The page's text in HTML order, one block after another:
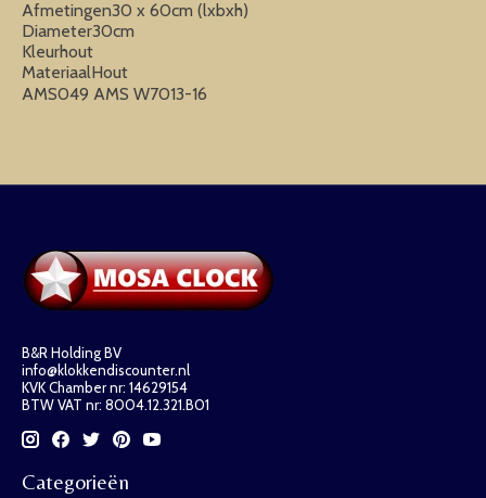
Afmetingen30 x 60cm (lxbxh)
Diameter30cm
Kleurhout
MateriaalHout
AMS049 AMS W7013-16
B&R Holding BV
info@klokkendiscounter.nl
KVK Chamber nr: 14629154
BTW VAT nr: 8004.12.321.B01
Categorieën